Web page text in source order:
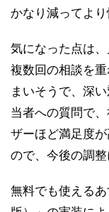
かなり減ってより
気になった点は
複数回の相談を
まいそうで、深
当者への質問で
ザーほど満足度
ので、今後の調整
無料でも使える